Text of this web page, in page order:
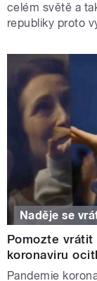
celém světě a
republiky proto
Naděje se
Pomozte
koronaviru
Pandemie